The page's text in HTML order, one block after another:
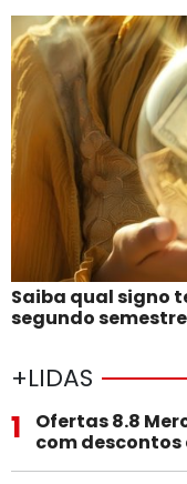
Saiba qual signo
segundo
+LIDAS
1
Ofertas 8.8
com descontos